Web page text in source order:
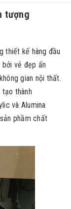
tượng
thiết kế hàng đầu
bởi vẻ đẹp ấn
gian nội thất.
thành
và Alumina
phầm chất